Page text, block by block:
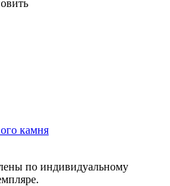
камня
по индивидуальному